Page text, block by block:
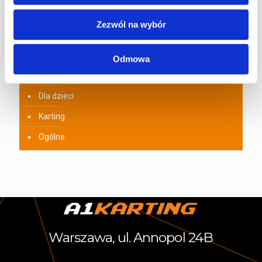
Zezwól na wybór
Odmowa
Kategorie artykułów
A1Karting Challenge
Dla dzieci
Karting
Ogólne
Warszawa, ul. Annopol 24B